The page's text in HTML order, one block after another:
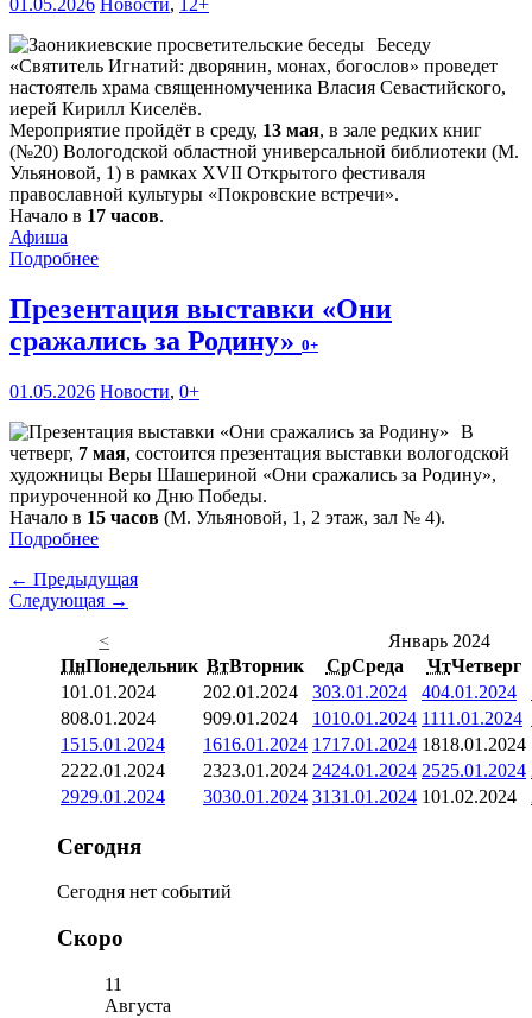
01.05.2026 Новости,
12+
Беседу
«Святитель Игнатий: дворянин, монах, богослов» проведет
настоятель храма священномученика Власия Севастийского,
иерей Кирилл Киселёв.
Мероприятие пройдёт в среду, 13 мая, в зале редких книг
(№20) Вологодской областной универсальной библиотеки (М.
Ульяновой, 1) в рамках XVII Открытого фестиваля
православной культуры «Покровские встречи».
Начало в 17 часов.
Афиша
Подробнее
Презентация выставки «Они
сражались за Родину» 0+
01.05.2026 Новости, 0+
В
четверг, 7 мая, состоится презентация выставки вологодской
художницы Веры Шашериной «Они сражались за Родину»,
приуроченной ко Дню Победы.
Начало в 15 часов (М. Ульяновой, 1, 2 этаж, зал № 4).
Подробнее
← Предыдущая
Следующая →
<
Январь 2024
ПнПонедельник ВтВторник СрСреда ЧтЧетверг
101.01.2024 202.01.2024 303.01.2024 404.01.2024
808.01.2024 909.01.2024 1010.01.2024 1111.01.2024
1515.01.2024 1616.01.2024 1717.01.2024 1818.01.2024
2222.01.2024 2323.01.2024 2424.01.2024 2525.01.2024
2929.01.2024 3030.01.2024 3131.01.2024 101.02.2024
Сегодня
Сегодня нет событий
Скоро
11
Августа